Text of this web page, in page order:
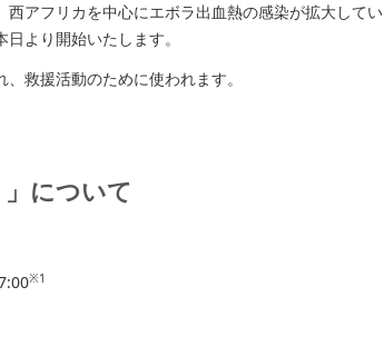
アフリカを中心にエボラ出血熱の感染が拡大してい
より開始いたします。
救援活動のために使われます。
について
※1